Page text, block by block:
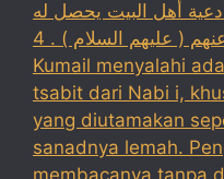
أهل البيت يحصل له
القطع بأنه صادرٌ عنهم ( عليهم السلام ) . 4. Doa
Kumail menyalahi
tsabit dari Nabi i,
yang diutamakan
sanadnya lemah.
membacanya tanpa